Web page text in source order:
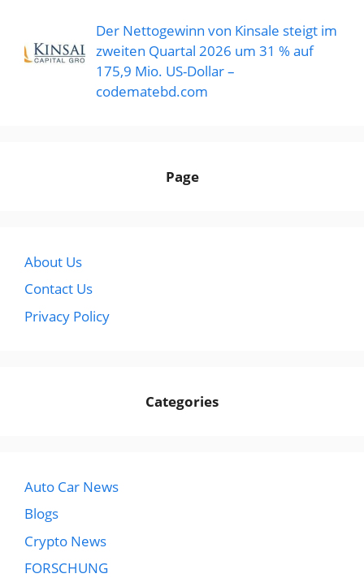
Der Nettogewinn von Kinsale steigt im
zweiten Quartal 2026 um 31 % auf
175,9 Mio. US-Dollar –
codematebd.com
Page
About Us
Contact Us
Privacy Policy
Categories
Auto Car News
Blogs
Crypto News
FORSCHUNG